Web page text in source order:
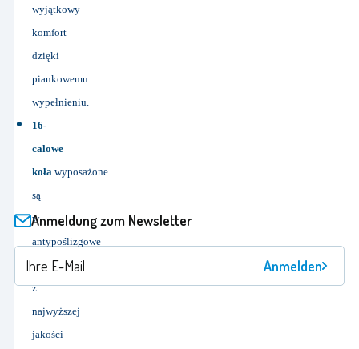
wyjątkowy
komfort
dzięki
piankowemu
wypełnieniu.
16-
calowe
koła wyposażone
są
w
antypoślizgowe
opony
z
najwyższej
jakości
Anmeldung zum Newsletter
Anmelden